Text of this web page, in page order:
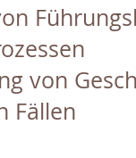
von
Fällen